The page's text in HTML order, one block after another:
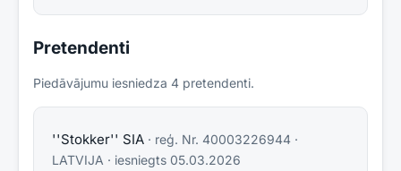
Pretendenti
Piedāvājumu iesniedza 4 pretendenti.
''Stokker'' SIA · reģ. Nr. 40003226944 ·
LATVIJA · iesniegts 05.03.2026